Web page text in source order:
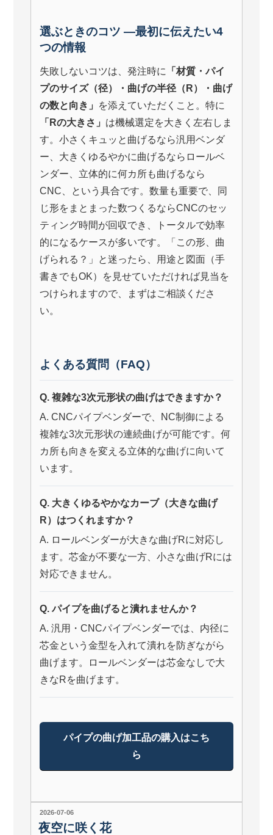
選ぶときのコツ ―最初に伝えたい4
つの情報
失敗しないコツは、発注時に
「材質・パイ
プのサイズ（径）・曲げの半径（R）・曲げ
の数と向き」
を添えていただくこと。特に
「Rの大きさ」 は機械選定を大きく左右しま
す。小さくキュッと曲げるなら汎用ベンダ
ー、大きくゆるやかに曲げるならロールベ
ンダー、立体的に何カ所も曲げるなら
CNC、という具合です。数量も重要で、同
じ形をまとまった数つくるならCNCのセッ
ティング時間が回収でき、トータルで効率
的になるケースが多いです。「この形、曲
げられる？」と迷ったら、用途と図面（手
書きでもOK）を見せていただければ見当を
つけられますので、まずはご相談くださ
い。
よくある質問（FAQ）
Q. 複雑な3次元形状の曲げはできますか？
A. CNCパイプベンダーで、NC制御による
複雑な3次元形状の連続曲げが可能です。何
カ所も向きを変える立体的な曲げに向いて
います。
Q. 大きくゆるやかなカーブ（大きな曲げ
R）はつくれますか？
A. ロールベンダーが大きな曲げRに対応し
ます。芯金が不要な一方、小さな曲げRには
対応できません。
Q. パイプを曲げると潰れませんか？
A. 汎用・CNCパイプベンダーでは、内径に
芯金という金型を入れて潰れを防ぎながら
曲げます。ロールベンダーは芯金なしで大
きなRを曲げます。
パイプの曲げ加工品の購入はこち
ら
投
稿
2026-07-06
夜空に咲く花